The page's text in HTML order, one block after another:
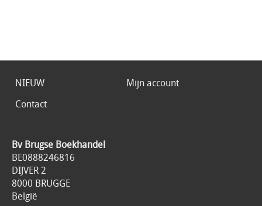
NIEUW
Mijn account
Contact
Bv Brugse Boekhandel
BE0888246816
DIJVER 2
8000 BRUGGE
België